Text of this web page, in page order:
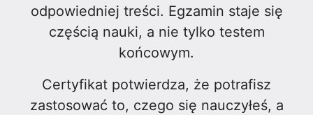
odpowiedniej treści. Egzamin staje się
częścią nauki, a nie tylko testem
końcowym.
Certyfikat potwierdza, że potrafisz
zastosować to, czego się nauczyłeś, a